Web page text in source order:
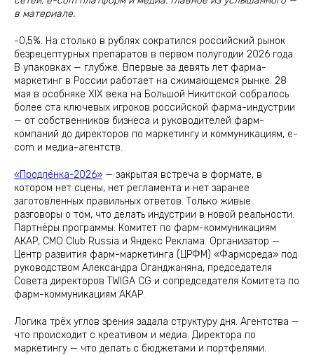
в материале.
-0,5%. На столько в рублях сократился российский рынок
безрецептурных препаратов в первом полугодии 2026 года.
В упаковках — глубже. Впервые за девять лет фарма-
маркетинг в России работает на сжимающемся рынке. 28
мая в особняке XIX века на Большой Никитской собралось
более ста ключевых игроков российской фарма-индустрии
— от собственников бизнеса и руководителей фарм-
компаний до директоров по маркетингу и коммуникациям, e-
com и медиа-агентств.
«Продлёнка-2026» — закрытая встреча в формате, в
котором нет сцены, нет регламента и нет заранее
заготовленных правильных ответов. Только живые
разговоры о том, что делать индустрии в новой реальности.
Партнёры программы: Комитет по фарм-коммуникациям
АКАР, CMO Club Russia и Яндекс Реклама. Организатор —
Центр развития фарм-маркетинга (ЦРФМ) «Фармсреда» под
руководством Александра Оганджаняна, председателя
Совета директоров TWIGA CG и сопредседателя Комитета по
фарм-коммуникациям АКАР.
Логика трёх углов зрения задала структуру дня. Агентства —
что происходит с креативом и медиа. Директора по
маркетингу — что делать с бюджетами и портфелями.